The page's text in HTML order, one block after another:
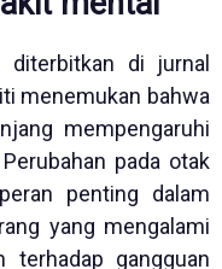
diterbitkan di jurnal
menemukan bahwa
mempengaruhi
pada otak
penting dalam
yang mengalami
gangguan